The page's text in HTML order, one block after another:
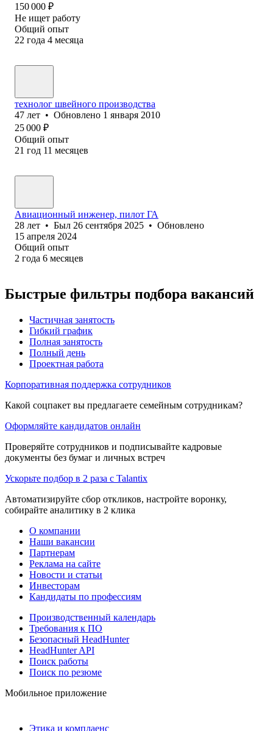
150 000 ₽
Не ищет работу
Общий опыт
22 года 4 месяца
технолог швейного производства
47 лет • Обновлено 1 января 2010
25 000 ₽
Общий опыт
21 год 11 месяцев
Авиационный инженер, пилот ГА
28 лет • Был 26 сентября 2025 • Обновлено
15 апреля 2024
Общий опыт
2 года 6 месяцев
Быстрые фильтры подбора вакансий
Частичная занятость
Гибкий график
Полная занятость
Полный день
Проектная работа
Корпоративная поддержка сотрудников
Какой соцпакет вы предлагаете семейным сотрудникам?
Оформляйте кандидатов онлайн
Проверяйте сотрудников и подписывайте кадровые
документы без бумаг и личных встреч
Ускорьте подбор в 2 раза с Talantix
Автоматизируйте сбор откликов, настройте воронку,
собирайте аналитику в 2 клика
О компании
Наши вакансии
Партнерам
Реклама на сайте
Новости и статьи
Инвесторам
Кандидаты по профессиям
Производственный календарь
Требования к ПО
Безопасный HeadHunter
HeadHunter API
Поиск работы
Поиск по резюме
Мобильное приложение
Этика и комплаенс